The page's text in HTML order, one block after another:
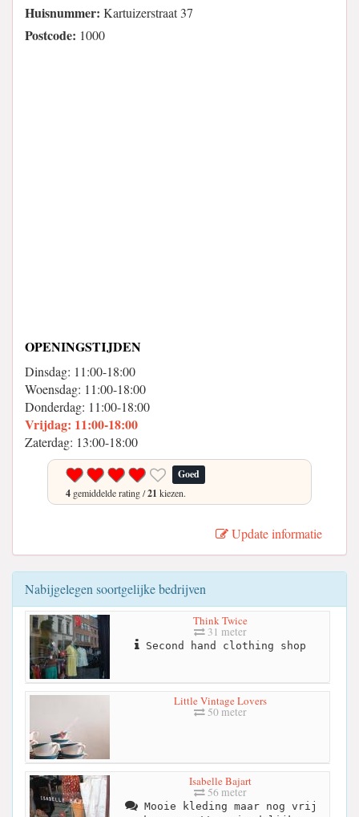
Huisnummer: Kartuizerstraat 37
Postcode: 1000
OPENINGSTIJDEN
Dinsdag: 11:00-18:00
Woensdag: 11:00-18:00
Donderdag: 11:00-18:00
Vrijdag: 11:00-18:00
Zaterdag: 13:00-18:00
Goed
4 gemiddelde rating /21 kiezen.
Update informatie
Nabijgelegen soortgelijke bedrijven
Think Twice
31 meter
Second hand clothing shop
Little Vintage Lovers
50 meter
Isabelle Bajart
56 meter
Mooie kleding maar nog vrij